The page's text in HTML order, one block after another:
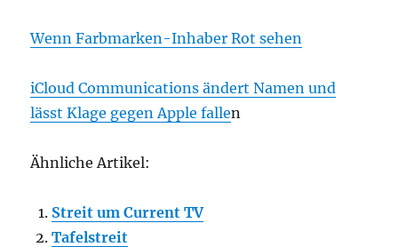
Wenn Farbmarken-Inhaber Rot sehen
iCloud Communications ändert Namen und
lässt Klage gegen Apple fallen
Ähnliche Artikel:
Streit um Current TV
Tafelstreit